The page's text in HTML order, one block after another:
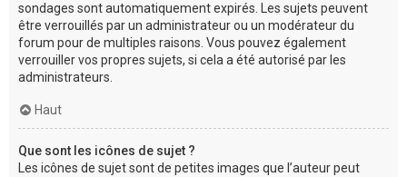
sondages sont automatiquement expirés. Les sujets peuvent
être verrouillés par un administrateur ou un modérateur du
forum pour de multiples raisons. Vous pouvez également
verrouiller vos propres sujets, si cela a été autorisé par les
administrateurs.
Haut
Que sont les icônes de sujet ?
Les icônes de sujet sont de petites images que l’auteur peut